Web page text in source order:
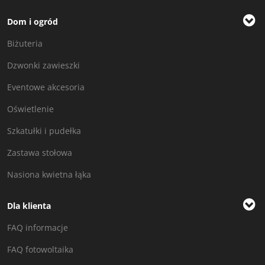
Dom i ogród
Biżuteria
Dzwonki zawieszki
Eventowe akcesoria
Oświetlenie
Szkatułki i pudełka
Zastawa stołowa
Nasiona kwietna łąka
Dla klienta
FAQ informacje
FAQ fotowoltaika